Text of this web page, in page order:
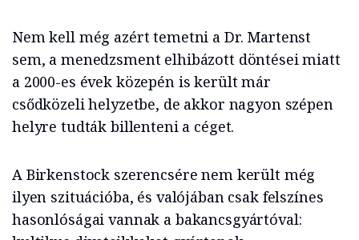
Nem kell még azért temetni a Dr. Martenst
sem, a menedzsment elhibázott döntései miatt
a 2000-es évek közepén is került már
csődközeli helyzetbe, de akkor nagyon szépen
helyre tudták billenteni a céget.
A Birkenstock szerencsére nem került még
ilyen szituációba, és valójában csak felszínes
hasonlóságai vannak a bakancsgyártóval: